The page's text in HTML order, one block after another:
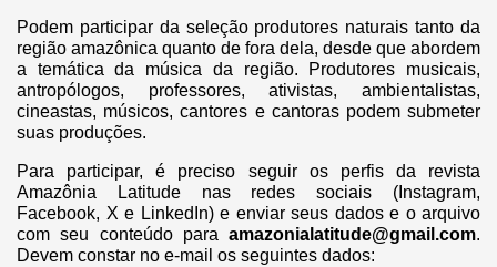
Podem participar da seleção produtores naturais tanto da
região amazônica quanto de fora dela, desde que abordem
a temática da música da região. Produtores musicais,
antropólogos, professores, ativistas, ambientalistas,
cineastas, músicos, cantores e cantoras podem submeter
suas produções.
Para participar, é preciso seguir os perfis da revista
Amazônia Latitude nas redes sociais (Instagram,
Facebook, X e LinkedIn) e enviar seus dados e o arquivo
com seu conteúdo para amazonialatitude@gmail.com.
Devem constar no e-mail os seguintes dados: